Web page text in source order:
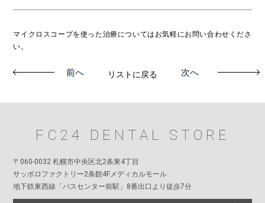
小児歯科
院長メッセージ
マイクロスコープを使った治療についてはお気軽にお問い合わせくださ
い。
リストに戻る
前へ 次へ
FC24 DENTAL STORE
〒060-0032 札幌市中央区北2条東4丁目
サッポロファクトリー2条館4Fメディカルモール
地下鉄東西線「バスセンター前駅」8番出口より徒歩7分